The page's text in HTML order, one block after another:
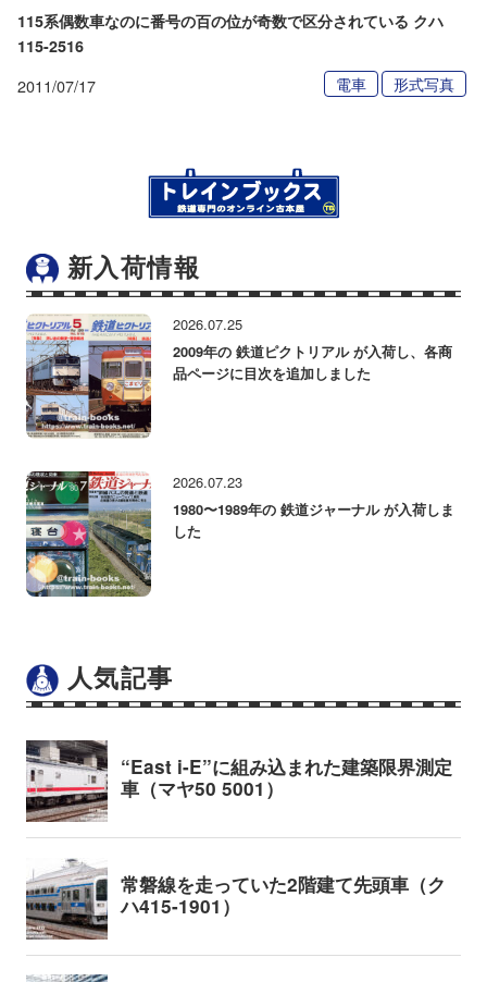
115系偶数車なのに番号の百の位が奇数で区分されている クハ
115-2516
2011/07/17 電車 形式写真
新入荷情報
2026.07.25
2009年の 鉄道ピクトリアル が入荷し、各商
品ページに目次を追加しました
2026.07.23
1980〜1989年の 鉄道ジャーナル が入荷しま
した
人気記事